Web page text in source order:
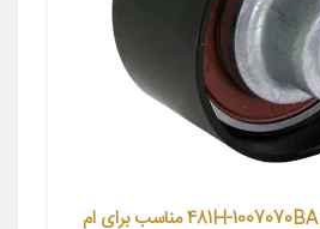
هرزگرد تسمه تایم مدل 481H-1007070BA مناسب برای ام